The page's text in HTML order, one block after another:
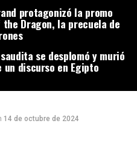
protagonizó la promo
the Dragon, la precuela de
se desplomó y murió
un discurso en Egipto
14 de octubre de 2024